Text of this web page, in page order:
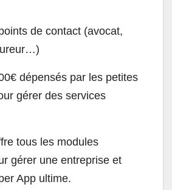
de contact (avocat,
dépensés par les petites
gérer des services
tous les modules
gérer une entreprise et
App ultime.